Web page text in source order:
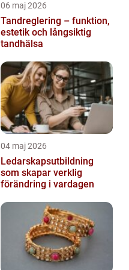
06 maj 2026
Tandreglering – funktion,
estetik och långsiktig
tandhälsa
04 maj 2026
Ledarskapsutbildning
som skapar verklig
förändring i vardagen